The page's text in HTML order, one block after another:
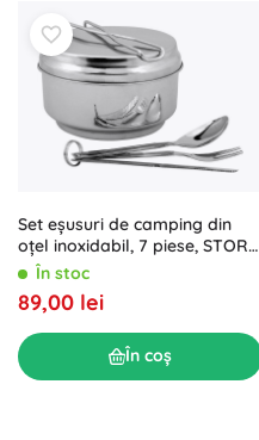
Set eșusuri de camping din
oțel inoxidabil, 7 piese, STORE
LINEÎn stoc
89,00 lei
În coș